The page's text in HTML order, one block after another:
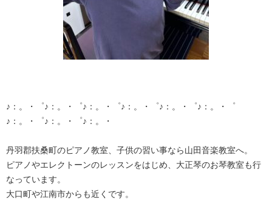
♪：。・゜♪：。・゜♪：。・゜♪：。・゜♪：。・゜♪：。・゜
♪：。・゜♪：。・゜♪：。・
丹羽郡扶桑町のピアノ教室、子供の習い事なら山田音楽教室へ。
ピアノやエレクトーンのレッスンをはじめ、大正琴のお琴教室も行
なっています。
大口町や江南市からも近くです。